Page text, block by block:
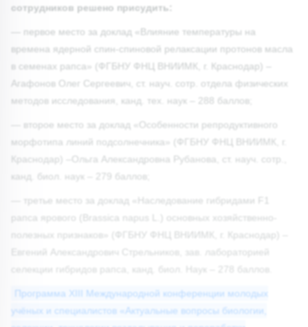
сотрудников решено присудить:
— первое место за доклад «Влияние температуры на
времена ядерной спин-спиновой релаксации протонов масла
в семенах рапса» (ФГБНУ ФНЦ ВНИИМК, г. Краснодар) –
Агафонов Олег Сергеевич, ст. науч. сотр. отдела физических
методов исследования, канд. тех. наук – 288 баллов;
— второе место за доклад «Особенности репродуктивного
морфотипа линий подсолнечника» (ФГБНУ ФНЦ ВНИИМК, г.
Краснодар) –Ольга Александровна Рубанова, ст. науч. сотр.,
канд. биол. наук – 279 баллов;
— третье место за доклад «Наследование гибридами F1
рапса ярового (Brassica napus L.) основных хозяйственно-
полезных признаков» (ФГБНУ ФНЦ ВНИИМК, г. Краснодар) –
Евгений Александрович Стрельников, зав. лабораторией
селекции гибридов рапса, канд. биол. Наук – 278 баллов.
Программа XIII Международной конференции молодых
учёных и специалистов «Актуальные вопросы биологии,